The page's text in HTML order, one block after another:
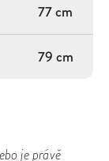
77 cm
79 cm
je právě